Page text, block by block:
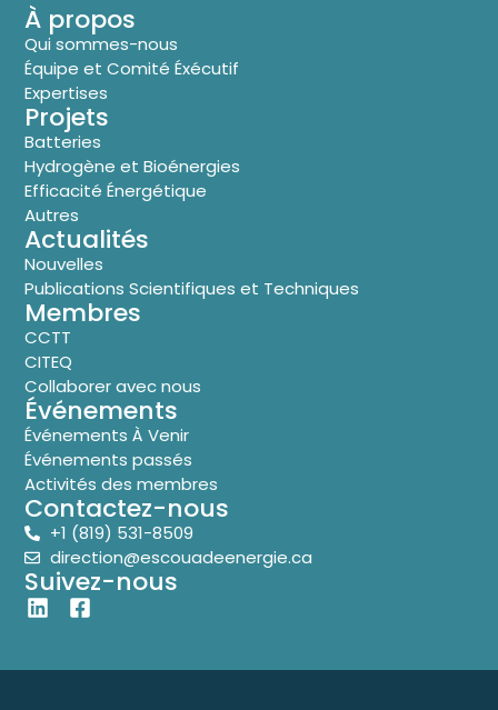
À propos
Qui sommes-nous
Équipe et Comité Éxécutif
Expertises
Projets
Batteries
Hydrogène et Bioénergies
Efficacité Énergétique
Autres
Actualités
Nouvelles
Publications Scientifiques et Techniques
Membres
CCTT
CITEQ
Collaborer avec nous
Événements
Événements À Venir
Événements passés
Activités des membres
Contactez-nous
+1 (819) 531-8509
direction@escouadeenergie.ca
Suivez-nous